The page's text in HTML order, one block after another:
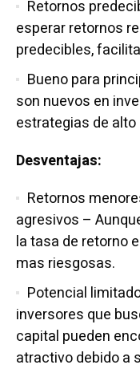
Retornos
esperar retornos
predecibles,
Bueno para
son nuevos en
estrategias de alto
Desventajas:
Retornos
agresivos –
la tasa de retorno
mas riesgosas.
Potencial
inversores que
capital pueden
atractivo debido a